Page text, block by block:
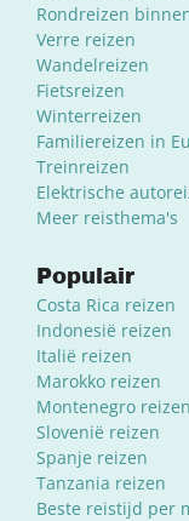
Rondreizen
Verre reizen
Wandelreizen
Fietsreizen
Winterreizen
Familiereizen in
Treinreizen
Elektrische
Meer reisthema's
Populair
Costa Rica reizen
Indonesië reizen
Italië reizen
Marokko reizen
Montenegro reizen
Slovenië reizen
Spanje reizen
Tanzania reizen
Beste reistijd per